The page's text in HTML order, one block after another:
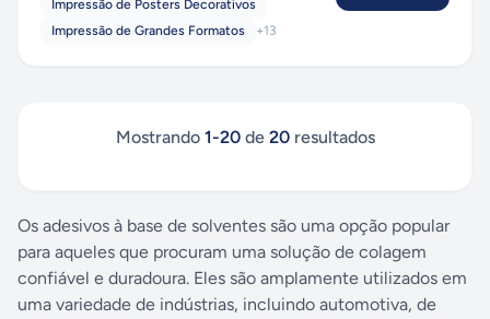
Impressão de Posters Decorativos
Impressão de Grandes Formatos
+13
Mostrando 1-20de 20resultados
Os adesivos à base de solventes são uma opção popular
para aqueles que procuram uma solução de colagem
confiável e duradoura. Eles são amplamente utilizados em
uma variedade de indústrias, incluindo automotiva, de